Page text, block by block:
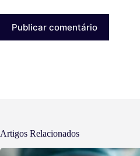
Publicar comentário
Artigos Relacionados